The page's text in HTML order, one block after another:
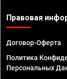
Правовая
Договор-Оферта
Политика
Персональных